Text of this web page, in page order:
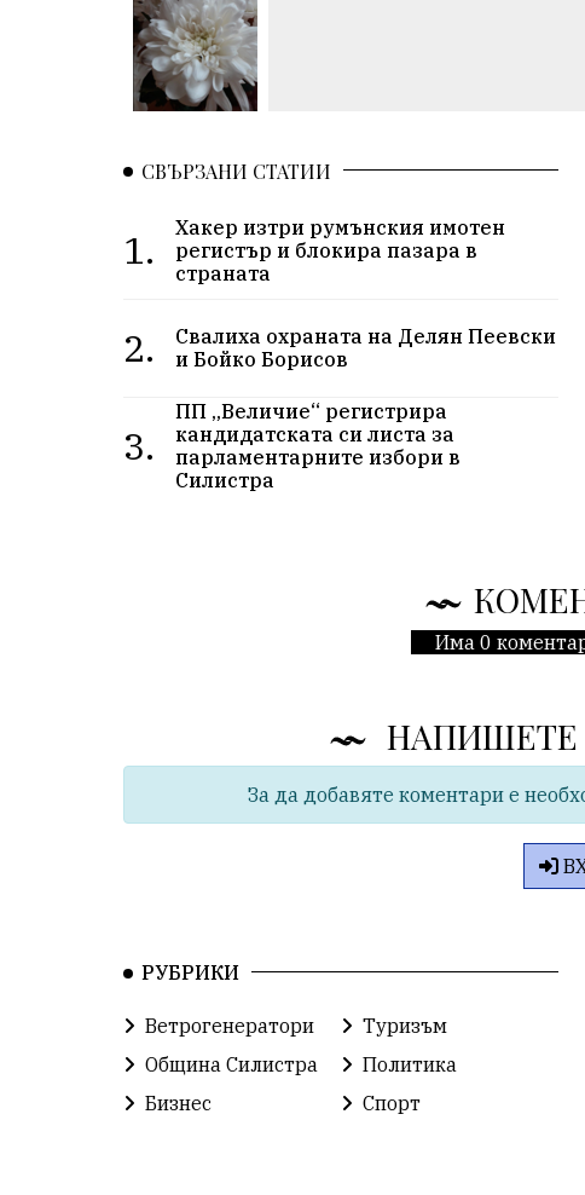
СВЪРЗАНИ СТАТИИ
1.
Хакер изтри румънския имотен
регистър и блокира пазара в
страната
2.
Свалиха охраната на Делян Пеевски
и Бойко Борисов
3.
ПП „Величие“ регистрира
кандидатската си листа за
парламентарните избори в
Силистра
Има 0
НАПИШЕТЕ
За да добавяте коментари е
РУБРИКИ
Ветрогенератори
Туризъм
Община Силистра
Политика
Бизнес
Спорт